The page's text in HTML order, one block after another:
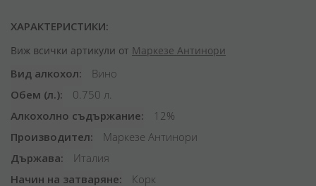
ХАРАКТЕРИСТИКИ:
Виж всички артикули от Маркезе Антинори
Вид алкохол
Вино
Обем (л.)
0.750 л.
Алкохолно съдържание
12%
Производител
Маркезе Антинори
Държава
Италия
Начин на затваряне
Корк